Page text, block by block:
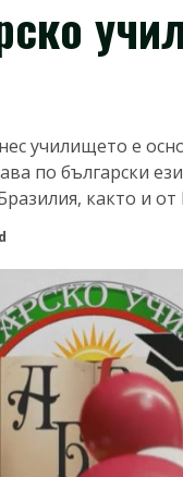
училището е
по български
както и от